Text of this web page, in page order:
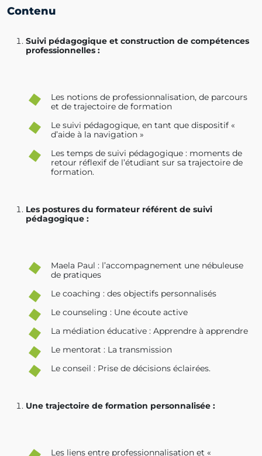
Contenu
Suivi pédagogique et construction de compétences
professionnelles :
Les notions de professionnalisation, de parcours
et de trajectoire de formation
Le suivi pédagogique, en tant que dispositif «
d’aide à la navigation »
Les temps de suivi pédagogique : moments de
retour réflexif de l’étudiant sur sa trajectoire de
formation.
Les postures du formateur référent de suivi
pédagogique :
Maela Paul : l’accompagnement une nébuleuse
de pratiques
Le coaching : des objectifs personnalisés
Le counseling : Une écoute active
La médiation éducative : Apprendre à apprendre
Le mentorat : La transmission
Le conseil : Prise de décisions éclairées.
Une trajectoire de formation personnalisée :
Les liens entre professionnalisation et «